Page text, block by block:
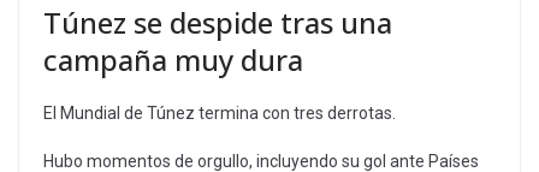
Túnez se despide tras una
campaña muy dura
El Mundial de Túnez termina con tres derrotas.
Hubo momentos de orgullo, incluyendo su gol ante Países